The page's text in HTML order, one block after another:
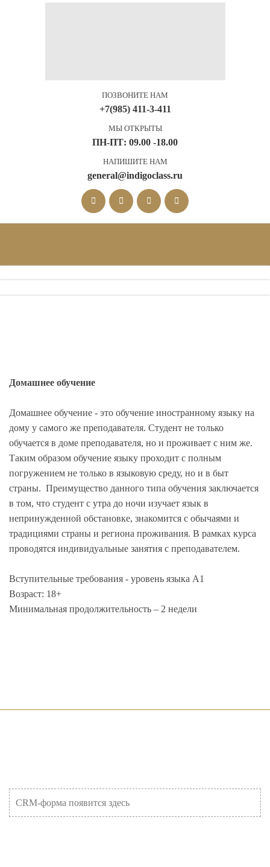
ПОЗВОНИТЕ НАМ
+7(985) 411-3-411
МЫ ОТКРЫТЫ
ПН-ПТ: 09.00 -18.00
НАПИШИТЕ НАМ
general@indigoclass.ru
Домашнее обучение
Домашнее обучение - это обучение иностранному языку на
дому у самого же преподавателя. Студент не только
обучается в доме преподавателя, но и проживает с ним же.
Таким образом обучение языку проходит с полным
погружением не только в языковую среду, но и в быт
страны. Преимущество данного типа обучения заключается
в том, что студент с утра до ночи изучает язык в
непринужденной обстановке, знакомится с обычаями и
традициями страны и региона проживания. В рамках курса
проводятся индивидуальные занятия с преподавателем.
Вступительные требования - уровень языка A1
Возраст: 18+
Минимальная продолжительность – 2 недели
CRM-форма появится здесь